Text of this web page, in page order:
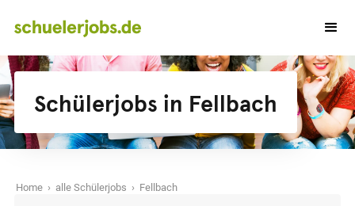
Schülerjobs in Fellbach
Home › alle Schülerjobs › Fellbach